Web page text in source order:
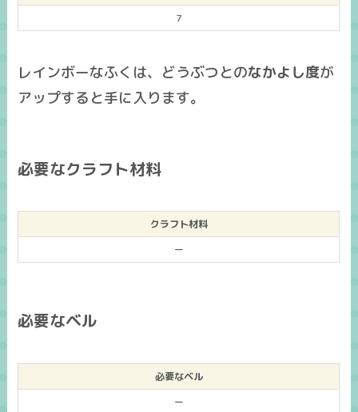
7
レインボーなふくは、どうぶつとのなかよし度が
アップすると手に入ります。
必要なクラフト材料
クラフト材料
ー
必要なベル
必要なベル
ー